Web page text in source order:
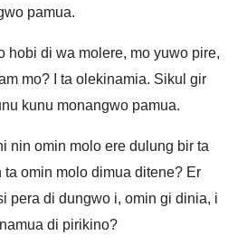
pamua.
hobi di wa molere, mo yuwo pire,
mo? I ta olekinamia. Sikul gir
kunu monangwo pamua.
nin omin molo ere dulung bir ta
omin molo dimua ditene? Er
pera di dungwo i, omin gi dinia, i
di pirikino?